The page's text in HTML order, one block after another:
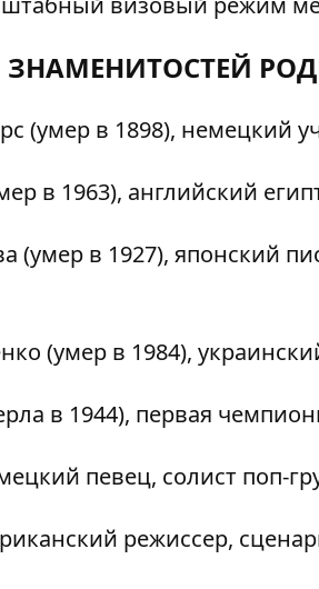
ЗНАМЕНИТОСТЕЙ
(умер в 1898), немецкий
в 1963), английский
(умер в 1927), японский
(умер в 1984),
в 1944), первая
певец, солист поп-
режиссер,